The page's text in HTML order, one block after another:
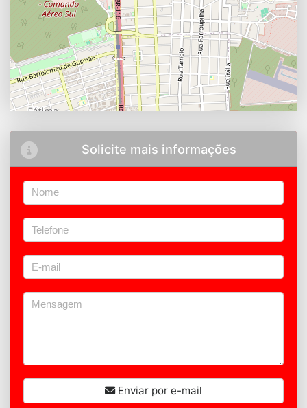
Solicite mais informações
Enviar por e-mail